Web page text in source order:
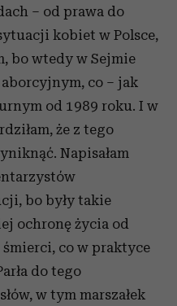
– od prawa do
kobiet w Polsce,
bo wtedy w Sejmie
co – jak
od 1989 roku. I w
że z tego
Napisałam
bo były takie
ochronę życia od
co w praktyce
do tego
w tym marszałek